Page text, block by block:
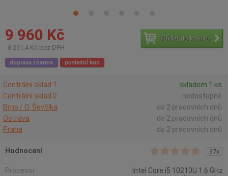
9 960 Kč
8 231,4 Kč bez DPH
Přidat do košíku
doprava zdarma poslední kus
Centrální sklad 1
skladem 1 ks
Centrální sklad 2
nedostupné
Brno / O. Ševčíka
do 2 pracovních dnů
Ostrava
do 2 pracovních dnů
Praha
do 2 pracovních dnů
Hodnocení 37x
Procesor
Intel Core i5 10210U 1.6 GHz